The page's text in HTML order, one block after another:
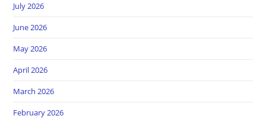
July 2026
June 2026
May 2026
April 2026
March 2026
February 2026